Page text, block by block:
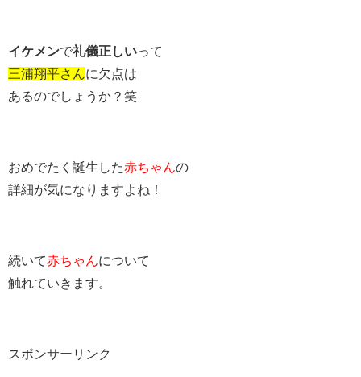
イケメンで礼儀正しいって
三浦翔平さん に欠点は
あるのでしょうか？笑
おめでたく誕生した赤ちゃん の
詳細が気になりますよね！
続いて赤ちゃん について
触れていきます。
スポンサーリンク